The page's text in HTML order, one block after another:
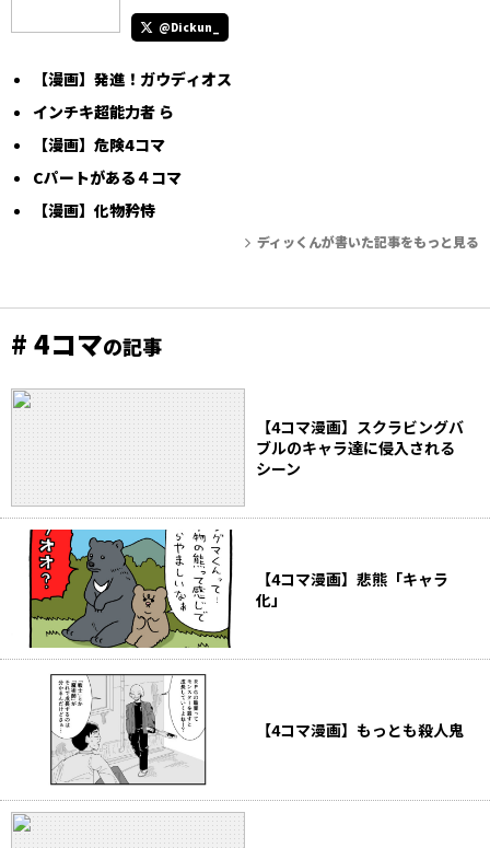
@Dickun_
【漫画】発進！ガウディオス
インチキ超能力者 ら
【漫画】危険4コマ
Cパートがある４コマ
【漫画】化物矜恃
ディッくんが書いた記事をもっと見る
# 4コマの記事
【4コマ漫画】スクラビングバ
ブルのキャラ達に侵入される
シーン
【4コマ漫画】悲熊「キャラ
化」
【4コマ漫画】もっとも殺人鬼